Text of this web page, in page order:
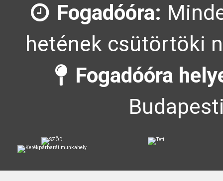
Fogadóóra:
hetének csütörtöki
Fogadóóra